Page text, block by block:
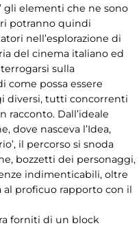
gli elementi che ne sono
potranno quindi
nell’esplorazione di
del cinema italiano ed
sulla
come possa essere
diversi, tutti concorrenti
racconto. Dall’ideale
dove nasceva l’Idea,
il percorso si snoda
bozzetti dei personaggi,
indimenticabili, oltre
al proficuo rapporto con il
forniti di un block